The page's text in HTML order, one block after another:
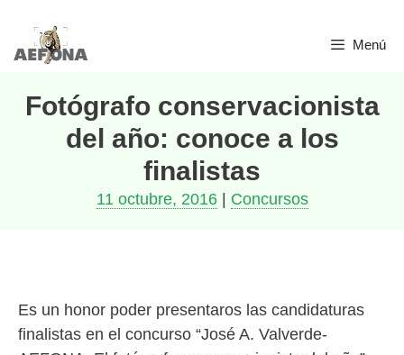
Saltar
Menú
Fotógrafo conservacionista
del año: conoce a los
finalistas
11 octubre, 2016| Concursos
Es un honor poder presentaros las candidaturas
finalistas en el concurso “José A. Valverde-